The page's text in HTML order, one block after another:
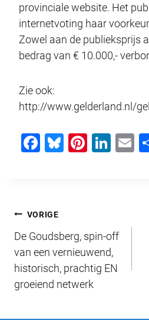
provinciale website. Het
internetvoting haar
Zowel aan de publieksprijs
bedrag van € 10.000,-
Zie ook:
http://www.gelderland.nl/
F
b
o
o
k
Bl Pi Li
n
E
Bericht
navigatie
VORIGE
De Goudsberg, spin-off
van een vernieuwend,
historisch, prachtig EN
groeiend netwerk